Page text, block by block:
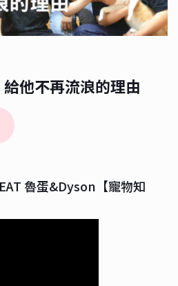
他不再流浪的理由
魯蛋&Dyson【寵物知